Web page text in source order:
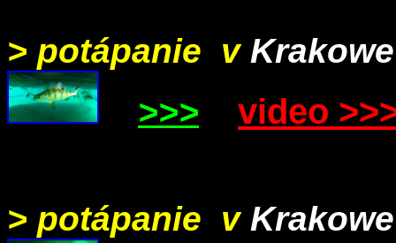
> potápanie v Krakowe
>>>
video
> potápanie v Krakowe